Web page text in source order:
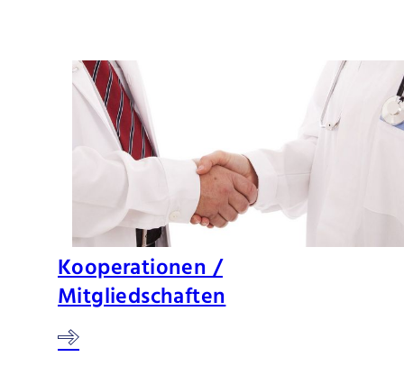
Kooperationen /
Mitgliedschaften